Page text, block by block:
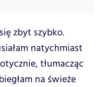
zbyt szybko.
natychmiast
tłumacząc
na świeże